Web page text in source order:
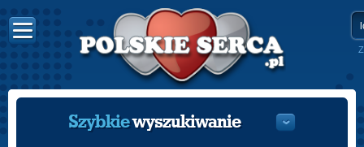
Szybkiewyszukiwanie